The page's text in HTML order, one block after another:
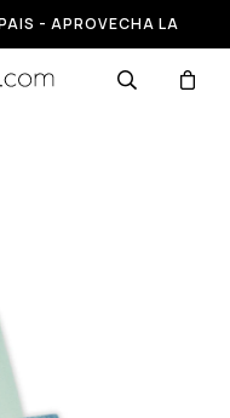
- APROVECHA LA
OFF